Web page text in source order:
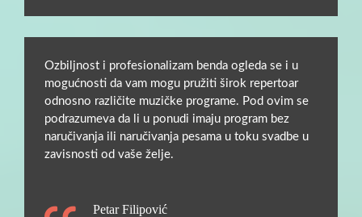
Ozbiljnost i profesionalizam benda ogleda se i u
mogućnosti da vam mogu pružiti širok repertoar
odnosno različite muzičke programe. Pod ovim se
podrazumeva da li u ponudi imaju program bez
naručivanja ili naručivanja pesama u toku svadbe u
zavisnosti od vaše želje.
Petar Filipović